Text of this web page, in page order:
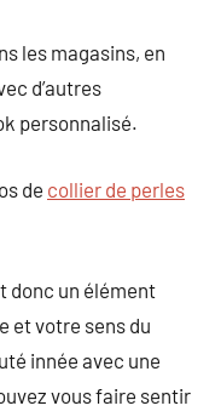
les magasins, en
d’autres
personnalisé.
de collier de perles
donc un élément
et votre sens du
innée avec une
vous faire sentir